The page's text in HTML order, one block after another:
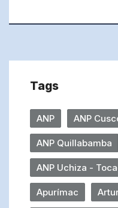
Tags
ANP ANP
ANP Quillabamba
ANP Uchiza -
Apurímac